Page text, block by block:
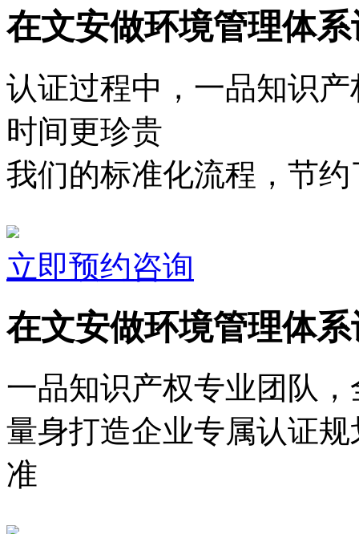
在文安做环境管理体
认证过程中，一品知识
时间更珍贵
我们的标准化流程，节
立即预约咨询
在文安做环境管理体
一品知识产权专业团队
量身打造企业专属认证
准